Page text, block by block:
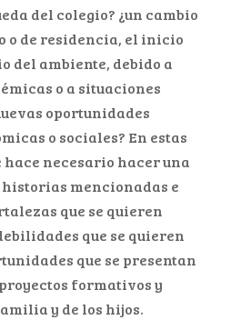
del colegio? ¿un cambio
o de residencia, el inicio
del ambiente, debido a
o a situaciones
oportunidades
o sociales? En estas
necesario hacer una
mencionadas e
que se quieren
que se quieren
que se presentan
formativos y
y de los hijos.